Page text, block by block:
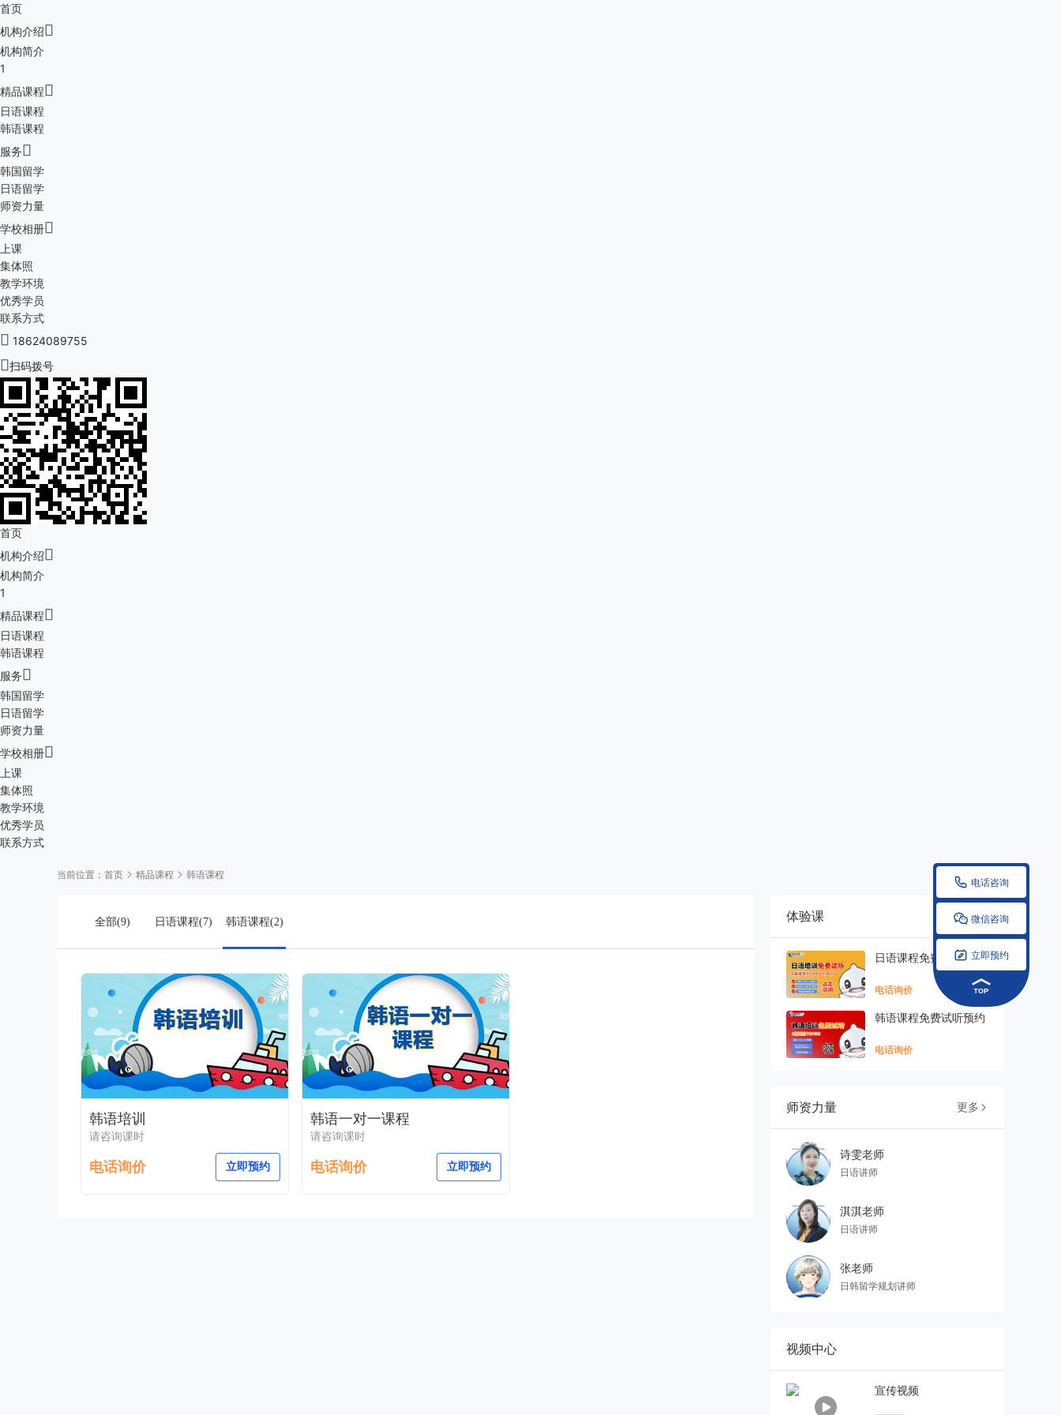
首页
机构介绍
机构简介
1
精品课程
日语课程
韩语课程
服务
韩国留学
日语留学
师资力量
学校相册
上课
集体照
教学环境
优秀学员
联系方式
 18624089755
扫码拨号
首页
机构介绍
机构简介
1
精品课程
日语课程
韩语课程
服务
韩国留学
日语留学
师资力量
学校相册
上课
集体照
教学环境
优秀学员
联系方式
 电话咨询
 微信咨询
 立即预约
当前位置： 首页 精品课程 韩语课程
全部(9) 日语课程(7) 韩语课程(2)
韩语培训
请咨询课时
电话询价 立即预约
韩语一对一课程
请咨询课时
电话询价 立即预约
体验课 更多
日语课程免费试听预约
电话询价
韩语课程免费试听预约
电话询价
师资力量 更多 
诗雯老师
日语讲师
淇淇老师
日语讲师
张老师
日韩留学规划讲师
视频中心
宣传视频